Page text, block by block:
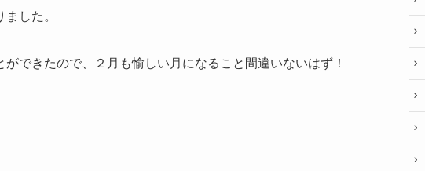
した。
できたので、２月も愉しい月になること間違いないはず！